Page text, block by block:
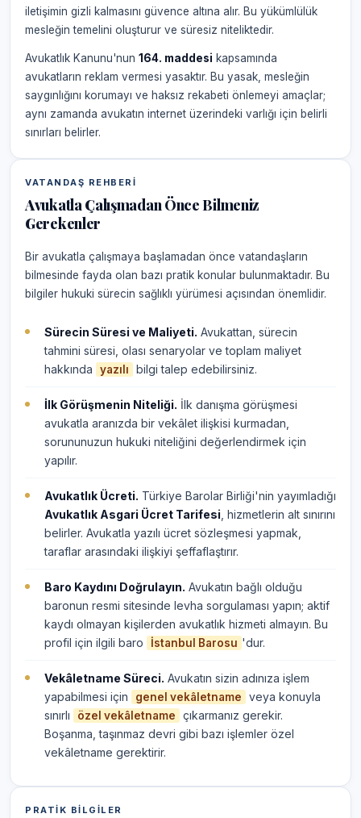
iletişimin gizli kalmasını güvence altına alır. Bu yükümlülük
mesleğin temelini oluşturur ve süresiz niteliktedir.
Avukatlık Kanunu'nun 164. maddesi kapsamında
avukatların reklam vermesi yasaktır. Bu yasak, mesleğin
saygınlığını korumayı ve haksız rekabeti önlemeyi amaçlar;
aynı zamanda avukatın internet üzerindeki varlığı için belirli
sınırları belirler.
VATANDAŞ REHBERI
Avukatla Çalışmadan Önce Bilmeniz
Gerekenler
Bir avukatla çalışmaya başlamadan önce vatandaşların
bilmesinde fayda olan bazı pratik konular bulunmaktadır. Bu
bilgiler hukuki sürecin sağlıklı yürümesi açısından önemlidir.
Sürecin Süresi ve Maliyeti. Avukattan, sürecin
tahmini süresi, olası senaryolar ve toplam maliyet
hakkında
yazılı bilgi talep edebilirsiniz.
İlk Görüşmenin Niteliği. İlk danışma görüşmesi
avukatla aranızda bir vekâlet ilişkisi kurmadan,
sorununuzun hukuki niteliğini değerlendirmek için
yapılır.
Avukatlık Ücreti. Türkiye Barolar Birliği'nin yayımladığı
Avukatlık Asgari Ücret Tarifesi , hizmetlerin alt sınırını
belirler. Avukatla yazılı ücret sözleşmesi yapmak,
taraflar arasındaki ilişkiyi şeffaflaştırır.
Baro Kaydını Doğrulayın. Avukatın bağlı olduğu
baronun resmi sitesinde levha sorgulaması yapın; aktif
kaydı olmayan kişilerden avukatlık hizmeti almayın. Bu
profil için ilgili baro
İstanbul Barosu 'dur.
Vekâletname Süreci. Avukatın sizin adınıza işlem
yapabilmesi için
genel vekâletname
veya konuyla
sınırlı
özel vekâletname
çıkarmanız gerekir.
Boşanma, taşınmaz devri gibi bazı işlemler özel
vekâletname gerektirir.
PRATIK BILGILER